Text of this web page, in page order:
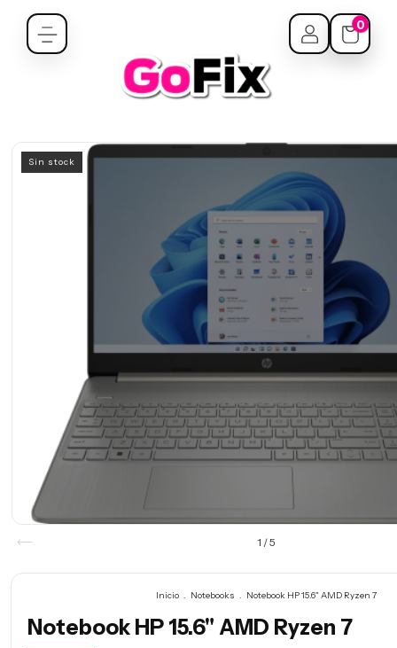
0
Sin stock
1 /5
Inicio . Notebooks . Notebook HP 15.6" AMD Ryzen 7
Notebook HP 15.6" AMD Ryzen 7